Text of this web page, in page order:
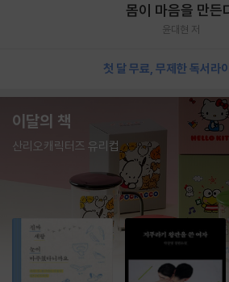
몸이 마음을 만든
윤대현 저
첫 달 무료, 무제한 독서라
이달의 책
산리오캐릭터즈 유리컵